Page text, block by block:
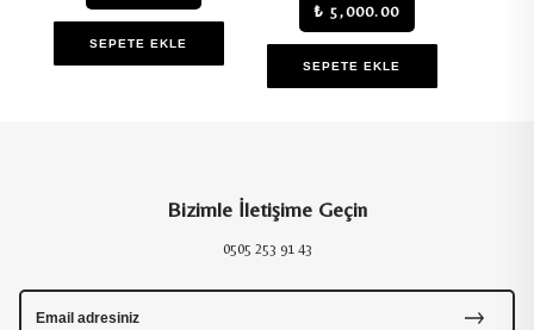
SEPETE EKLE
₺ 5,000.00
SEPETE EKLE
Bizimle İletişime Geçin
0505 253 91 43